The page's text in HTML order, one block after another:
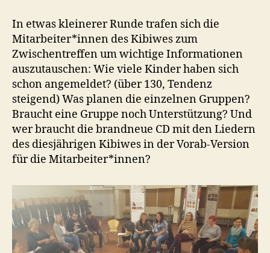
In etwas kleinerer Runde trafen sich die
Mitarbeiter*innen des Kibiwes zum
Zwischentreffen um wichtige Informationen
auszutauschen: Wie viele Kinder haben sich
schon angemeldet? (über 130, Tendenz
steigend) Was planen die einzelnen Gruppen?
Braucht eine Gruppe noch Unterstützung? Und
wer braucht die brandneue CD mit den Liedern
des diesjährigen Kibiwes in der Vorab-Version
für die Mitarbeiter*innen?